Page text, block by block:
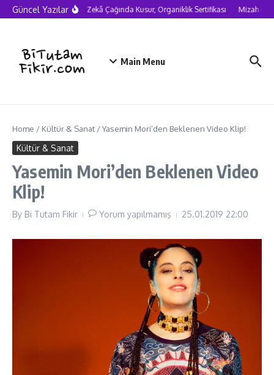
Skip to content
Güncel YazılarYapay Zekâ Çağında Kusur, Organiklik Sertifikası Mizah
Main Menu
Home / Kültür & Sanat /Yasemin Mori’den Beklenen Video Klip!
Kültür & Sanat
Yasemin Mori’den Beklenen Video
Klip!
By Bi Tutam Fikir Yorum yapılmamış 25.01.2019 22:00